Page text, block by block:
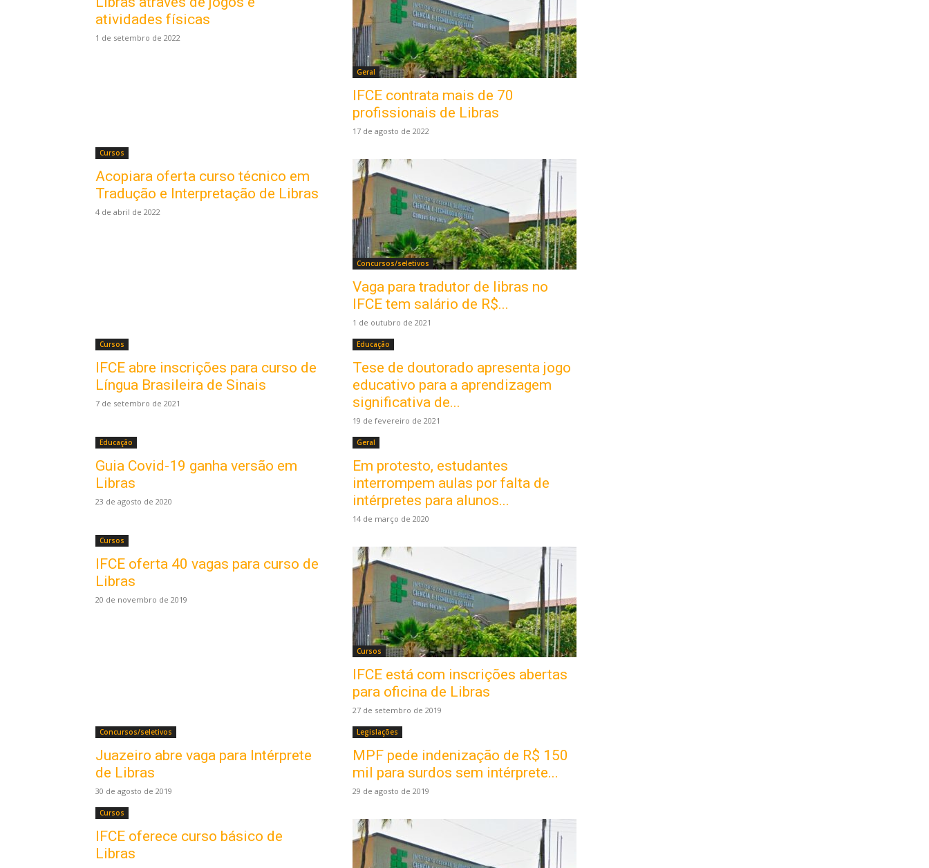
atividades físicas
1 de setembro de 2022
Geral
IFCE contrata mais de 70
profissionais de Libras
17 de agosto de 2022
Cursos
Acopiara oferta curso técnico em
Tradução e Interpretação de Libras
4 de abril de 2022
Concursos/seletivos
Vaga para tradutor de libras no
IFCE tem salário de R$...
1 de outubro de 2021
Cursos
IFCE abre inscrições para curso de
Língua Brasileira de Sinais
7 de setembro de 2021
Educação
Tese de doutorado apresenta jogo
educativo para a aprendizagem
significativa de...
19 de fevereiro de 2021
Educação
Guia Covid-19 ganha versão em
Libras
23 de agosto de 2020
Geral
Em protesto, estudantes
interrompem aulas por falta de
intérpretes para alunos...
14 de março de 2020
Cursos
IFCE oferta 40 vagas para curso de
Libras
20 de novembro de 2019
Cursos
IFCE está com inscrições abertas
para oficina de Libras
27 de setembro de 2019
Concursos/seletivos
Juazeiro abre vaga para Intérprete
de Libras
30 de agosto de 2019
Legislações
MPF pede indenização de R$ 150
mil para surdos sem intérprete...
29 de agosto de 2019
Cursos
IFCE oferece curso básico de
Libras